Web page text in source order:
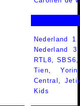
Nederland
Nederland
RTL8 ,SBS6
Tien ,Yorin
Central
Kids